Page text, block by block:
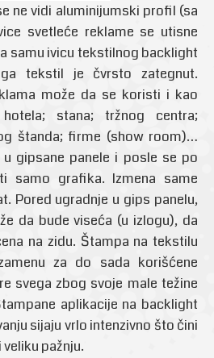
ne vidi aluminijumski profil (sa
svetleće reklame se utisne
samu ivicu tekstilnog backlight
tekstil je čvrsto zategnut.
može da se koristi i kao
stana; tržnog centra;
štanda; firme (show room)…
gipsane panele i posle se po
samo grafika. Izmena same
Pored ugradnje u gips panelu,
da bude viseća (u izlogu), da
na zidu. Štampa na tekstilu
za do sada korišćene
svega zbog svoje male težine
aplikacije na backlight
sijaju vrlo intenzivno što čini
pažnju.